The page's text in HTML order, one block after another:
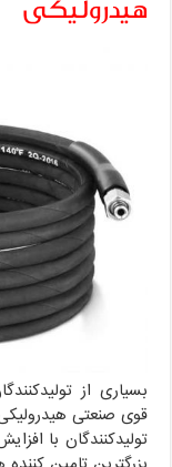
هیدرولیکی
بسیاری از
قوی صنعتی
تولیدکنندگان با